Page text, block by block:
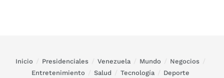
Inicio Presidenciales Venezuela Mundo
Negocios
Entretenimiento
Salud Tecnología Deporte